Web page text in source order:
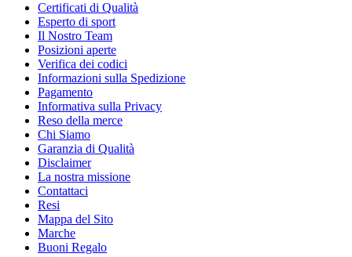
Certificati di Qualità
Esperto di sport
Il Nostro Team
Posizioni aperte
Verifica dei codici
Informazioni sulla Spedizione
Pagamento
Informativa sulla Privacy
Reso della merce
Chi Siamo
Garanzia di Qualità
Disclaimer
La nostra missione
Contattaci
Resi
Mappa del Sito
Marche
Buoni Regalo